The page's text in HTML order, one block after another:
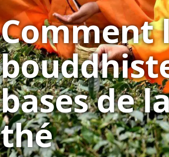
Comment
bases de
thé